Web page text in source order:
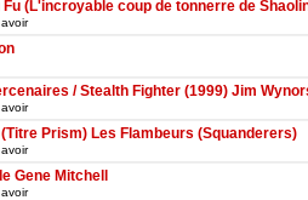
Fu (L'incroyable coup de tonnerre de
/ Stealth Fighter (1999) Jim
Prism) Les Flambeurs (Squanderers)
Gene Mitchell